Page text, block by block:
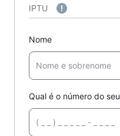
IPTU
Nome
Qual é o número do